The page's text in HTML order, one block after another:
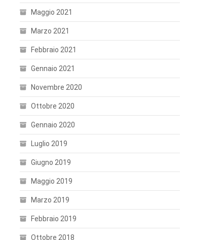
Maggio 2021
Marzo 2021
Febbraio 2021
Gennaio 2021
Novembre 2020
Ottobre 2020
Gennaio 2020
Luglio 2019
Giugno 2019
Maggio 2019
Marzo 2019
Febbraio 2019
Ottobre 2018